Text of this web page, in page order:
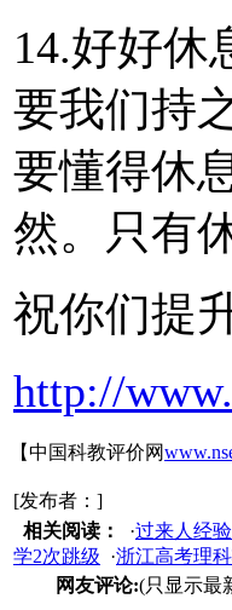
14.好好休
要我们持
要懂得休
然。只有
祝你们提
http://
【中国科教评价网
[发布者：]
相关阅读：
·过来人经
学2次跳级 ·浙江高考理
网友评论:(只显示最